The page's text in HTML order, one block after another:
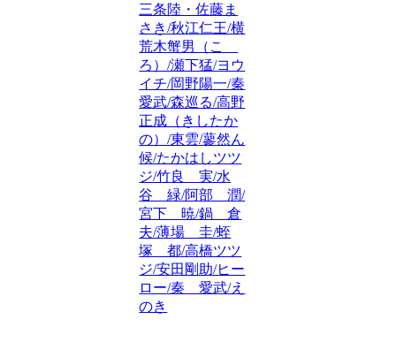
三条陸・佐藤ま
さき/秋江仁王/横
荒木蟹男（こゝ
ろ）/瀬下猛/ヨウ
イチ/岡野陽一/秦
愛武/森巡る/高野
正成（きしたか
の）/東雲/蓼然ん
候/たかはしツツ
ジ/竹良 実/水
谷 緑/阿部 潤/
宮下 暁/鍋 倉
夫/薄場 圭/蛭
塚 都/高橋ツツ
ジ/安田剛助/ヒー
ロー/秦 愛武/え
のき